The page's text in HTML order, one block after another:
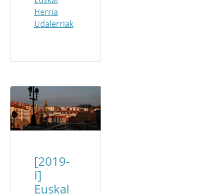
Herria
Udalerriak
[2019-
I]
Euskal